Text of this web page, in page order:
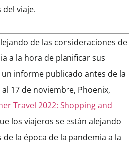
viaje.
de las consideraciones de
a la hora de planificar sus
un informe publicado antes de la
al 17 de noviembre, Phoenix,
Travel 2022: Shopping and
los viajeros se están alejando
la época de la pandemia a la